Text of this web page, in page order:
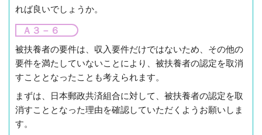
れば良いでしょうか。
Ａ３－６
被扶養者の要件は、収入要件だけではないため、その他の
要件を満たしていないことにより、被扶養者の認定を取消
すこととなったことも考えられます。
まずは、日本郵政共済組合に対して、被扶養者の認定を取
消すこととなった理由を確認していただくようお願いしま
す。